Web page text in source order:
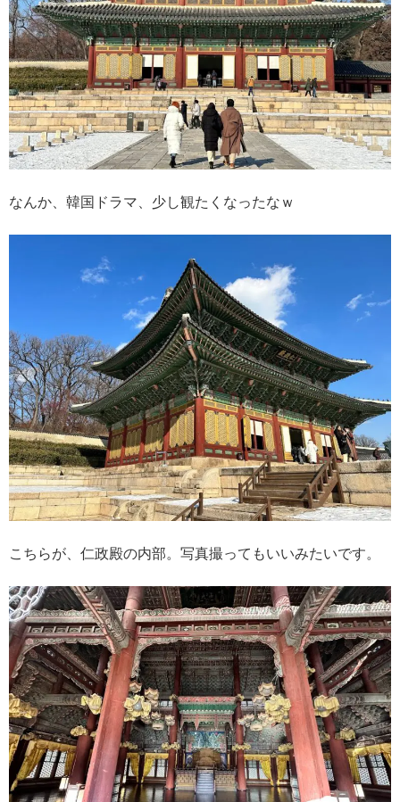
なんか、韓国ドラマ、少し観たくなったなｗ
こちらが、仁政殿の内部。写真撮ってもいいみたいです。